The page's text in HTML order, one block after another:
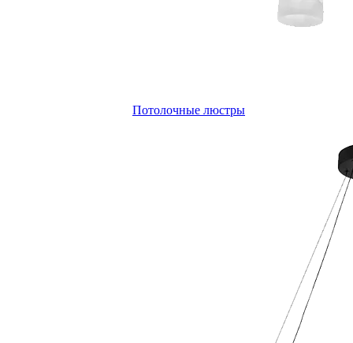
Потолочные люстры